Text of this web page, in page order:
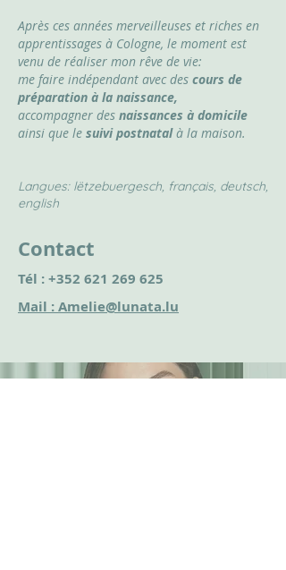
Après ces années merveilleuses et riches en
apprentissages à Cologne, le moment est
venu de réaliser mon rêve de vie:
me faire indépendant avec des cours de
préparation à la naissance,
accompagner des naissances à domicile
ainsi que le suivi postnatalà la maison.
Langues: lëtzebuergesch, français, deutsch,
english
Contact
Tél :+352 621 269 625
Mail : Amelie@lunata.lu